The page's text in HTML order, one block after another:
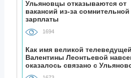
07.08, 16:25
Ульяновец отдал мошенникам
машину из Европы
07.08, 16:00
Ульяновцы отказываются от
вакансий из-за сомнительной
зарплаты
1694
Как имя великой телеведущей
Валентины Леонтьевой
оказалось связано с
областью